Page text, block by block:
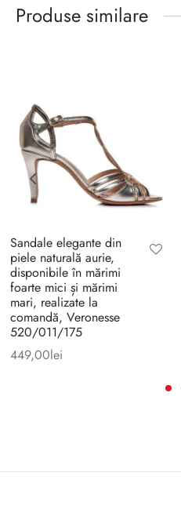
Produse similare
Sandale elegante din
piele naturală aurie,
disponibile în mărimi
foarte mici și mărimi
mari, realizate la
comandă, Veronesse
520/011/175
449,00lei